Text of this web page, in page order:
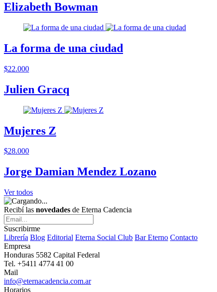
Elizabeth Bowman
La forma de una ciudad
$22.000
Julien Gracq
Mujeres Z
$28.000
Jorge Damian Mendez Lozano
Ver todos
Recibí las novedades de Eterna Cadencia
Suscribirme
Librería Blog Editorial Eterna Social Club Bar Eterno Contacto
Empresa
Honduras 5582 Capital Federal
Tel. +5411 4774 41 00
Mail
info@eternacadencia.com.ar
Horarios